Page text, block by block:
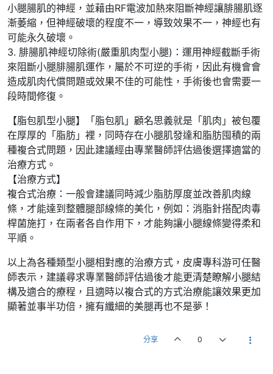
小腿腸肌的神經，並藉由RF電波加熱來阻斷神經讓腓腸肌逐
漸萎縮，但神經破壞的程度不一，導致效果不一，神經也有
可能永久破壞。
3. 腓腸肌神經切除術(嚴重肌肉型小腿)：運用神經截斷手術
來阻斷小腿腓腸肌運作，屬於不可逆的手術，因此有機會會
造成肌肉代償問題或效果不佳的可能性，手術後也會需要一
段時間修復。
【脂包肌型小腿】「脂包肌」顧名思義就是「肌肉」被包覆
在厚厚的「脂肪」裡，同時存在小腿肌發達和脂肪囤積的兩
種複合式問題，因此建議經由專業醫師評估過後選擇適當的
治療方式。
【治療方式】
複合式治療：一般會建議同時減少脂肪厚度並改善肌肉線
條，才能達到整體腿部線條的美化，例如：消脂針搭配肉毒
桿菌施打，在兩者各自作用下，才能夠讓小腿線條變得柔和
平順。
以上為各種類型小腿相對應的治療方式，皮膚專科游可任醫
師表示，建議尋求專業醫師評估過後才能更清楚瞭解小腿結
構及適合的療程，且適時以複合式的方式治療能讓效果更加
顯著並事半功倍，擁有纖細的美腿再也不是夢！
分享 0